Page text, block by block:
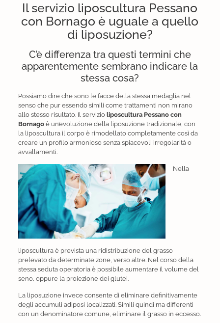
Il servizio liposcultura Pessano
con Bornago è uguale a quello
di liposuzione?
C’è differenza tra questi termini che
apparentemente sembrano indicare la
stessa cosa?
Possiamo dire che sono le facce della stessa medaglia nel
senso che pur essendo simili come trattamenti non mirano
allo stesso risultato. Il servizio liposcultura Pessano con
Bornago è un’evoluzione della liposuzione tradizionale, con
la liposcultura il corpo è rimodellato completamente così da
creare un profilo armonioso senza spiacevoli irregolarità o
avvallamenti.
Nella
liposcultura è prevista una ridistribuzione del grasso
prelevato da determinate zone, verso altre. Nel corso della
stessa seduta operatoria è possibile aumentare il volume del
seno, oppure la proiezione dei glutei.
La liposuzione invece consente di eliminare definitivamente
degli accumuli adiposi localizzati. Simili quindi ma differenti
con un denominatore comune, eliminare il grasso in eccesso.